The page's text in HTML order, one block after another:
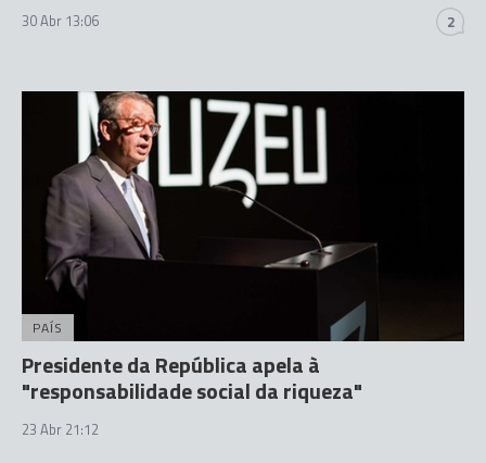
30 Abr 13:06 2
PAÍS
Presidente da República apela à
"responsabilidade social da riqueza"
23 Abr 21:12